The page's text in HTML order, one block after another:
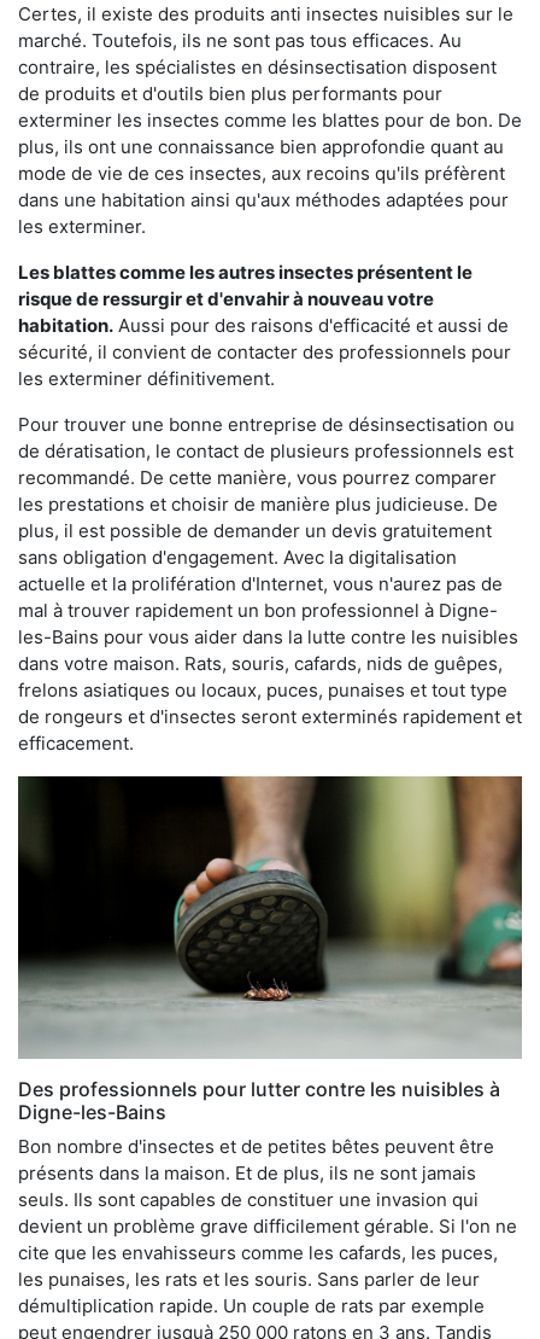
Certes, il existe des produits anti insectes nuisibles sur le
marché. Toutefois, ils ne sont pas tous efficaces. Au
contraire, les spécialistes en désinsectisation disposent
de produits et d'outils bien plus performants pour
exterminer les insectes comme les blattes pour de bon. De
plus, ils ont une connaissance bien approfondie quant au
mode de vie de ces insectes, aux recoins qu'ils préfèrent
dans une habitation ainsi qu'aux méthodes adaptées pour
les exterminer.
Les blattes comme les autres insectes présentent le
risque de ressurgir et d'envahir à nouveau votre
habitation. Aussi pour des raisons d'efficacité et aussi de
sécurité, il convient de contacter des professionnels pour
les exterminer définitivement.
Pour trouver une bonne entreprise de désinsectisation ou
de dératisation, le contact de plusieurs professionnels est
recommandé. De cette manière, vous pourrez comparer
les prestations et choisir de manière plus judicieuse. De
plus, il est possible de demander un devis gratuitement
sans obligation d'engagement. Avec la digitalisation
actuelle et la prolifération d'Internet, vous n'aurez pas de
mal à trouver rapidement un bon professionnel à Digne-
les-Bains pour vous aider dans la lutte contre les nuisibles
dans votre maison. Rats, souris, cafards, nids de guêpes,
frelons asiatiques ou locaux, puces, punaises et tout type
de rongeurs et d'insectes seront exterminés rapidement et
efficacement.
Des professionnels pour lutter contre les nuisibles à
Digne-les-Bains
Bon nombre d'insectes et de petites bêtes peuvent être
présents dans la maison. Et de plus, ils ne sont jamais
seuls. Ils sont capables de constituer une invasion qui
devient un problème grave difficilement gérable. Si l'on ne
cite que les envahisseurs comme les cafards, les puces,
les punaises, les rats et les souris. Sans parler de leur
démultiplication rapide. Un couple de rats par exemple
peut engendrer jusquà 250 000 ratons en 3 ans. Tandis